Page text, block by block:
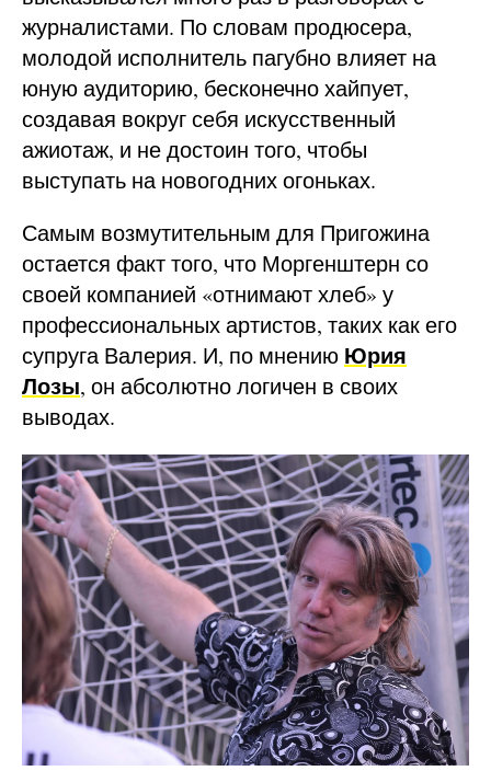
журналистами. По словам продюсера,
молодой исполнитель пагубно влияет на
юную аудиторию, бесконечно хайпует,
создавая вокруг себя искусственный
ажиотаж, и не достоин того, чтобы
выступать на новогодних огоньках.
Самым возмутительным для Пригожина
остается факт того, что Моргенштерн со
своей компанией «отнимают хлеб» у
профессиональных артистов, таких как его
супруга Валерия. И, по мнению Юрия
Лозы, он абсолютно логичен в своих
выводах.